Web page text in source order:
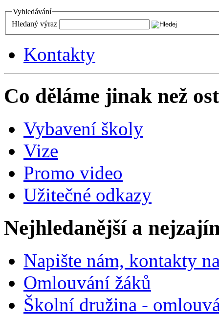
Vyhledávání
Hledaný výraz
Kontakty
Co děláme jinak než
Vybavení školy
Vize
Promo video
Užitečné odkazy
Nejhledanější a
Napište nám, kontakty
Omlouvání žáků
Školní družina -